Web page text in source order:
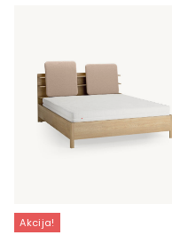
Akcija!